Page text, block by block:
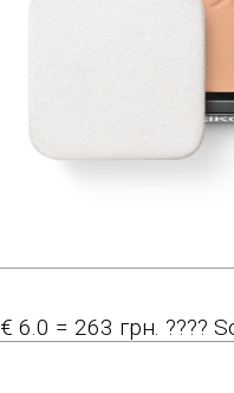
€ 6.0 = 263 грн. ????